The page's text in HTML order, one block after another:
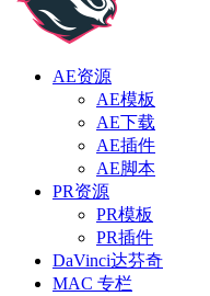
AE资源
AE模板
AE下载
AE插件
AE脚本
PR资源
PR模板
PR插件
DaVinci达芬奇
MAC 专栏